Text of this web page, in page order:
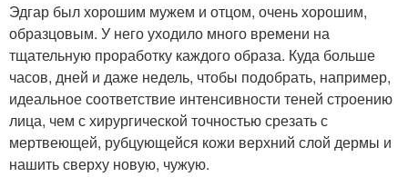
Эдгар был хорошим мужем и отцом, очень хорошим,
образцовым. У него уходило много времени на
тщательную проработку каждого образа. Куда больше
часов, дней и даже недель, чтобы подобрать, например,
идеальное соответствие интенсивности теней строению
лица, чем с хирургической точностью срезать с
мертвеющей, рубцующейся кожи верхний слой дермы и
нашить сверху новую, чужую.